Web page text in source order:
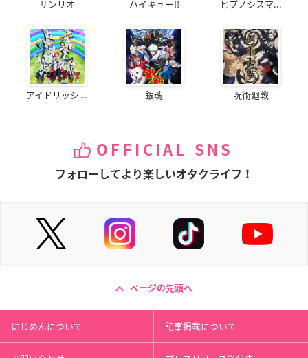
サンリオ ハイキュー!! ヒプノシスマ...
アイドリッシ... 銀魂 呪術廻戦
OFFICIAL SNS
フォローしてより楽しいオタクライフ！
ページの先頭へ
にじめんについて 記事掲載について